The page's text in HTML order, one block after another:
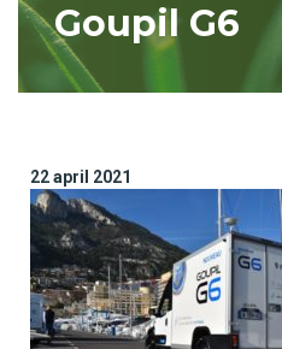
Goupil G6
22 april 2021